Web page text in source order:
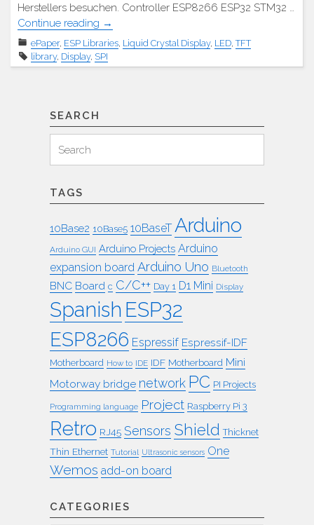
Herstellers besuchen. Controller ESP8266 ESP32 STM32 …
Continue reading "TFT_eSPI
Display
Bibliothek"
→
ePaper, ESP Libraries, Liquid Crystal Display, LED,TFT
library, Display, SPI
SEARCH
for:
Search
TAGS
10Base2 10Base5 10BaseT Arduino
Arduino GUI Arduino Projects Arduino
expansion board Arduino Uno Bluetooth
BNC Board c C/C++ Day 1 D1 Mini Display
Spanish ESP32
ESP8266 Espressif Espressif-IDF
Motherboard How to IDE IDF Motherboard Mini
Motorway bridge network PC PI Projects
Programming language Project Raspberry Pi 3
Retro RJ45 Sensors Shield Thicknet
Thin Ethernet Tutorial Ultrasonic sensors One
Wemos add-on board
CATEGORIES